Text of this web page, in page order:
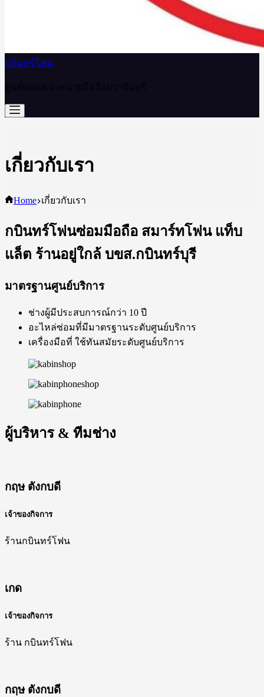
กบินทร์โฟน
ศูนย์ซ่อม&จำหน่ายมือถือปราจีนบุรี
เกี่ยวกับเรา
Home เกี่ยวกับเรา
กบินทร์โฟนซ่อมมือถือ สมาร์ทโฟน แท็บ
แล็ต ร้านอยู่ใกล้ บขส.กบินทร์บุรี
มาตรฐานศูนย์บริการ
ช่างผู้มีประสบการณ์กว่า 10 ปี
อะไหล่ซ่อมที่มีมาตรฐานระดับศูนย์บริการ
เครื่องมือที่ ใช้ทันสมัยระดับศูนย์บริการ
ผู้บริหาร & ทีมช่าง
กฤษ ตังกบดี
เจ้าของกิจการ
ร้านกบินทร์โฟน
เกด
เจ้าของกิจการ
ร้าน กบินทร์โฟน
กฤษ ตังกบดี